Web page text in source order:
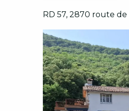
RD 57, 2870 route de